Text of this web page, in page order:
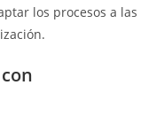
los procesos a las